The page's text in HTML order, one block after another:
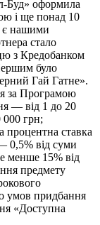
Буд» оформила
і ще понад 10
є нашими
стало
з Кредобанком
було
Гай Гатне».
за Програмою
— від 1 до 20
грн;
процентна ставка
0,5% від суми
менше 15% від
предмету
умов придбання
«Доступна